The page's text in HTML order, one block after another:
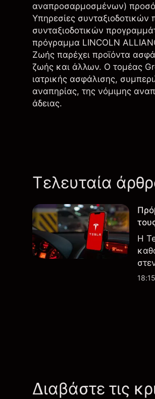
αναπροσαρμοσμένων)
Υπηρεσίες συνταξιοδοτικών
συνταξιοδοτικών
πρόγραμμα LINCOLN
Ζωής παρέχει προϊόντα
ζωής και άλλων. Ο τομέας
ιατρικής ασφάλισης,
αναπηρίας, της νόμιμης
άδειας.
Τελευταία
Η
Διαβάστε τις